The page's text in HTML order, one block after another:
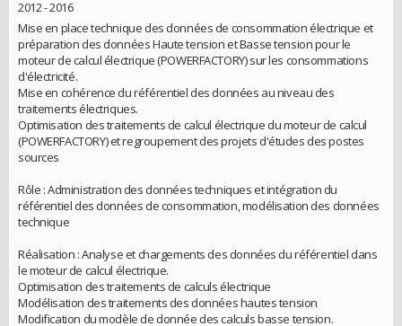
2012 - 2016
Mise en place technique des données de consommation électrique et
préparation des données Haute tension et Basse tension pour le
moteur de calcul électrique (POWERFACTORY) sur les consommations
d'électricité.
Mise en cohérence du référentiel des données au niveau des
traitements électriques.
Optimisation des traitements de calcul électrique du moteur de calcul
(POWERFACTORY) et regroupement des projets d'études des postes
sources
Rôle : Administration des données techniques et intégration du
référentiel des données de consommation, modélisation des données
technique
Réalisation : Analyse et chargements des données du référentiel dans
le moteur de calcul électrique.
Optimisation des traitements de calculs électrique
Modélisation des traitements des données hautes tension
Modification du modèle de donnée des calculs basse tension.